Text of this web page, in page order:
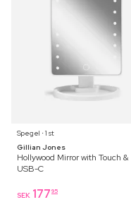
Spegel ⋅ 1 st
Gillian Jones
Hollywood Mirror with Touch &
USB-C
SEK 177 95